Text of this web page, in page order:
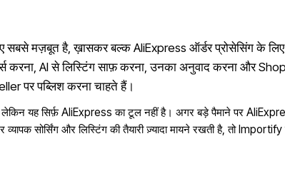
सबसे मज़बूत है, ख़ासकर बल्क AliExpress ऑर्डर प्रोसेसिंग के
AI से लिस्टिंग साफ़ करना, उनका अनुवाद करना और
पर पब्लिश करना चाहते हैं।
लेकिन यह सिर्फ़ AliExpress का टूल नहीं है। अगर बड़े पैमाने पर
सोर्सिंग और लिस्टिंग की तैयारी ज़्यादा मायने रखती है, तो